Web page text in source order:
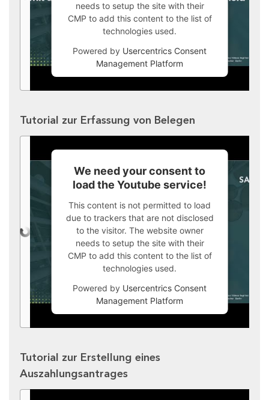
needs to setup the site with their
CMP to add this content to the list of
technologies used.
Powered by Usercentrics Consent
Management Platform
Tutorial zur Erfassung von Belegen
We need your consent to
load the Youtube service!
This content is not permitted to load
due to trackers that are not disclosed
to the visitor. The website owner
needs to setup the site with their
CMP to add this content to the list of
technologies used.
Powered by Usercentrics Consent
Management Platform
Tutorial zur Erstellung eines
Auszahlungsantrages